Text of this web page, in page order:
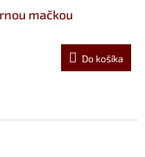
mačkou
Do košíka